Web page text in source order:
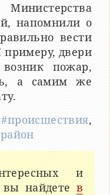
напомнили о
вести
примеру, двери
пожар,
а самим же
#происшествия,
и
вы найдете в